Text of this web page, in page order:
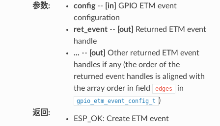
参数: config-- [in] GPIO ETM event
configuration
ret_event-- [out]
Returned ETM event
handle
... -- [out] Other returned ETM event
handles if any (the order of the
returned event handles is aligned with
the array order in field
edges in
gpio_etm_event_config_t )
返回:
ESP_OK: Create ETM event